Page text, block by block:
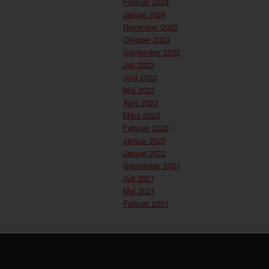
Januar 2024
November 2023
Oktober 2023
September 2023
Juli 2023
Juni 2023
Mai 2023
April 2023
März 2023
Februar 2023
Januar 2023
Januar 2022
September 2021
Juli 2021
Mai 2021
Februar 2021